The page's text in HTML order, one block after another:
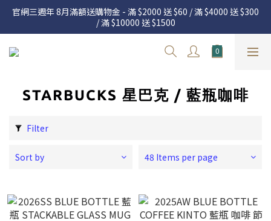
官網三週年 8月滿額送購物金 - 滿 $2000 送 $60 / 滿 $4000 送 $300
/ 滿 $10000 送 $1500
官網三週年 8月滿額送購物金 - 滿 $2000 送 $60 / 滿 $4000 送 $300
/ 滿 $10000 送 $1500
7.22 – 8.13 日本連線中，絕對讓你買到爆
Welcome
STARBUCKS 星巴克 / 藍瓶咖啡
Filter
Sort by 48 Items per page